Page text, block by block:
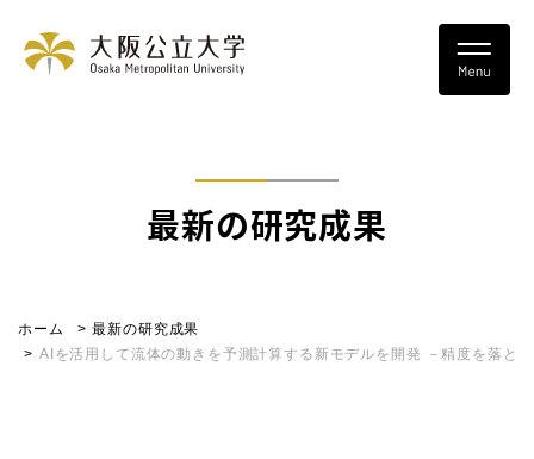
最新の研究成果
ホーム
最新の研究成果
AIを活用して流体の動きを予測計算する新モデルを開発 －精度を落と